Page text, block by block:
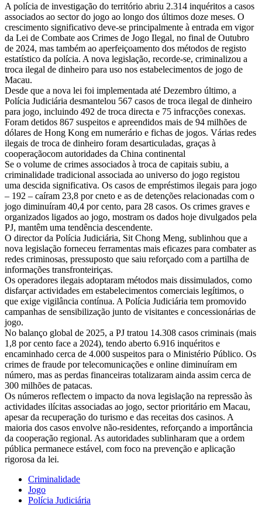
A polícia de investigação do território abriu 2.314 inquéritos a casos
associados ao sector do jogo ao longo dos últimos doze meses. O
crescimento significativo deve-se principalmente à entrada em vigor
da Lei de Combate aos Crimes de Jogo Ilegal, no final de Outubro
de 2024, mas também ao aperfeiçoamento dos métodos de registo
estatístico da polícia. A nova legislação, recorde-se, criminalizou a
troca ilegal de dinheiro para uso nos estabelecimentos de jogo de
Macau.
Desde que a nova lei foi implementada até Dezembro último, a
Polícia Judiciária desmantelou 567 casos de troca ilegal de dinheiro
para jogo, incluindo 492 de troca directa e 75 infracções conexas.
Foram detidos 867 suspeitos e apreendidos mais de 94 milhões de
dólares de Hong Kong em numerário e fichas de jogos. Várias redes
ilegais de troca de dinheiro foram desarticuladas, graças à
cooperaçãocom autoridades da China continental
Se o volume de crimes associados à troca de capitais subiu, a
criminalidade tradicional associada ao universo do jogo registou
uma descida significativa. Os casos de empréstimos ilegais para jogo
– 192 – caíram 23,8 por cneto e as de detenções relacionadas com o
jogo diminuíram 40,4 por cento, para 28 casos. Os crimes graves e
organizados ligados ao jogo, mostram os dados hoje divulgados pela
PJ, mantêm uma tendência descendente.
O director da Polícia Judiciária, Sit Chong Meng, sublinhou que a
nova legislação forneceu ferramentas mais eficazes para combater as
redes criminosas, pressuposto que saiu reforçado com a partilha de
informações transfronteiriças.
Os operadores ilegais adoptaram métodos mais dissimulados, como
disfarçar actividades em estabelecimentos comerciais legítimos, o
que exige vigilância contínua. A Polícia Judiciária tem promovido
campanhas de sensibilização junto de visitantes e concessionárias de
jogo.
No balanço global de 2025, a PJ tratou 14.308 casos criminais (mais
1,8 por cento face a 2024), tendo aberto 6.916 inquéritos e
encaminhado cerca de 4.000 suspeitos para o Ministério Público. Os
crimes de fraude por telecomunicações e online diminuíram em
número, mas as perdas financeiras totalizaram ainda assim cerca de
300 milhões de patacas.
Os números reflectem o impacto da nova legislação na repressão às
actividades ilícitas associadas ao jogo, sector prioritário em Macau,
apesar da recuperação do turismo e das receitas dos casinos. A
maioria dos casos envolve não-residentes, reforçando a importância
da cooperação regional. As autoridades sublinharam que a ordem
pública permanece estável, com foco na prevenção e aplicação
rigorosa da lei.
Criminalidade
Jogo
Polícia Judiciária